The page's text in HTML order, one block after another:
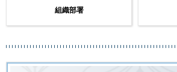
組織部署